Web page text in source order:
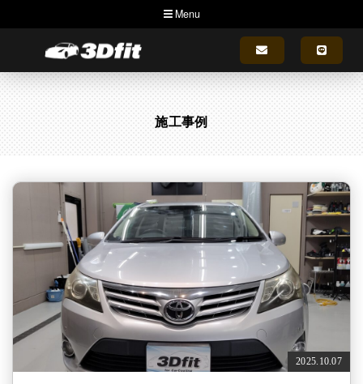
Menu
施工事例
2025.10.07